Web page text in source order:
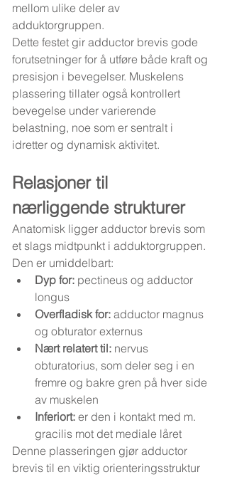
mellom ulike deler av
adduktorgruppen.
Dette festet gir adductor brevis gode
forutsetninger for å utføre både kraft og
presisjon i bevegelser. Muskelens
plassering tillater også kontrollert
bevegelse under varierende
belastning, noe som er sentralt i
idretter og dynamisk aktivitet.
Relasjoner til
nærliggende strukturer
Anatomisk ligger adductor brevis som
et slags midtpunkt i adduktorgruppen.
Den er umiddelbart:
Dyp for: pectineus og adductor
longus
Overfladisk for: adductor magnus
og obturator externus
Nært relatert til: nervus
obturatorius, som deler seg i en
fremre og bakre gren på hver side
av muskelen
Inferiort: er den i kontakt med m.
gracilis mot det mediale låret
Denne plasseringen gjør adductor
brevis til en viktig orienteringsstruktur